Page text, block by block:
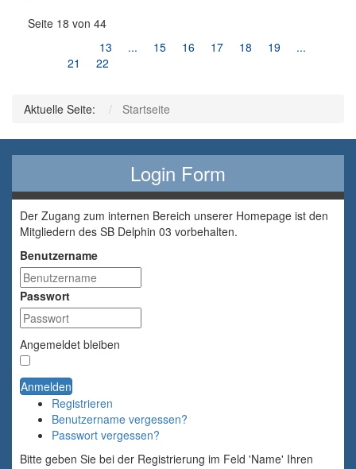
Seite 18 von 44
13
... 15 16 17 18 19
...
21
22
Aktuelle Seite: Startseite
Login Form
Der Zugang zum internen Bereich unserer Homepage ist den
Mitgliedern des SB Delphin 03 vorbehalten.
Benutzername
Passwort
Angemeldet bleiben
Anmelden
Registrieren
Benutzername vergessen?
Passwort vergessen?
Bitte geben Sie bei der Registrierung im Feld 'Name' Ihren